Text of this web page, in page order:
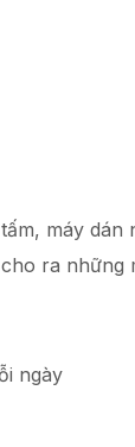
máy dán
ra những
ngày